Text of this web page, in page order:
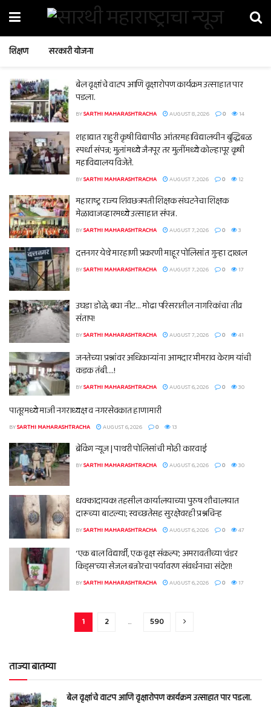
शिक्षण सरकारी योजना
बेल वृक्षांचे वाटप आणि वृक्षारोपण कार्यक्रम उत्साहात पार
पडला.
BYSARTHI MAHARASHTRACHA AUGUST 8, 2026 0 14
शहाद्यात राहुरी कृषी विद्यापीठ आंतरमहाविद्यालयीन बुद्धिबळ
स्पर्धा संपन्न; मुलांमध्ये जैनपूर तर मुलींमध्ये कोल्हापूर कृषी
महाविद्यालय विजेते.
BYSARTHI MAHARASHTRACHA AUGUST 7, 2026 0 12
महाराष्ट्र राज्य शिवछत्रपती शिक्षक संघटनेचा शिक्षक
मेळावाजव्हारमध्ये उत्साहात संपन्न.
BYSARTHI MAHARASHTRACHA AUGUST 7, 2026 0 3
दत्तनगर येथे मारहाणी प्रकरणी माहूर पोलिसांत गुन्हा दाखल
BYSARTHI MAHARASHTRACHA AUGUST 7, 2026 0 17
उघडा डोळे, बघा नीट… मोढा परिसरातील नागरिकांचा तीव्र
संताप!
BYSARTHI MAHARASHTRACHA AUGUST 7, 2026 0 41
जनतेच्या प्रश्नांवर अधिकाऱ्यांना आमदार भीमराव केराम यांची
कडक तंबी….!
BYSARTHI MAHARASHTRACHA AUGUST 6, 2026 0 30
पातूरमध्ये माजी नगराध्यक्ष व नगरसेवकात हाणामारी
BYSARTHI MAHARASHTRACHA AUGUST 6, 2026 0 13
ब्रेकिंग न्यूज | पाथरी पोलिसांची मोठी कारवाई
BYSARTHI MAHARASHTRACHA AUGUST 6, 2026 0 30
धक्कादायक! तहसील कार्यालयाच्या पुरुष शौचालयात
दारूच्या बाटल्या; स्वच्छतेसह सुरक्षेवरही प्रश्नचिन्ह
BYSARTHI MAHARASHTRACHA AUGUST 6, 2026 0 47
‘एक बाल विद्यार्थी, एक वृक्ष संकल्प’; अमरावतीच्या ‘वंडर
किड्स’च्या सेजल बन्नोरचा पर्यावरण संवर्धनाचा संदेश!
BYSARTHI MAHARASHTRACHA AUGUST 6, 2026 0 17
1 2 … 590
ताज्या बातम्या
बेल वृक्षांचे वाटप आणि वृक्षारोपण कार्यक्रम उत्साहात पार पडला.